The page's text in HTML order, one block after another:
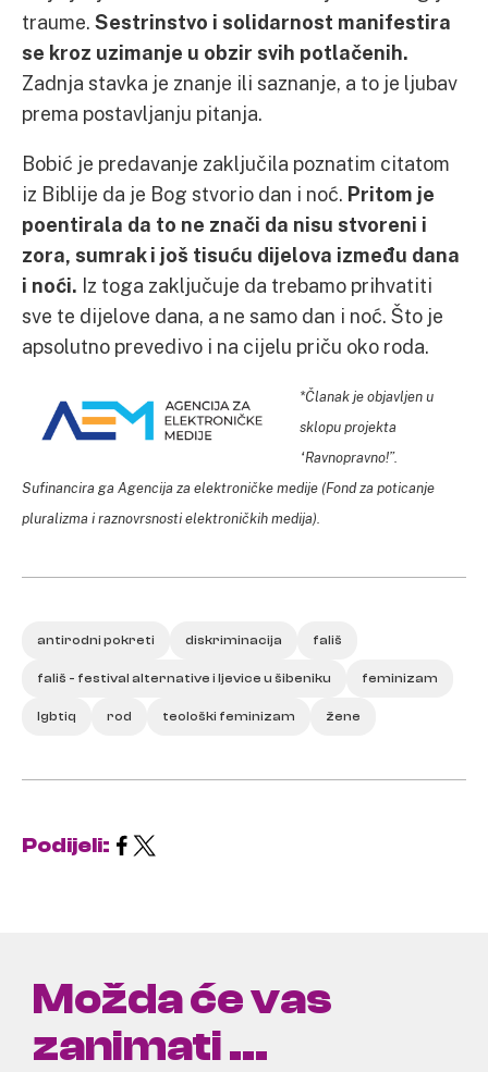
traume. Sestrinstvo i solidarnost manifestira
se kroz uzimanje u obzir svih potlačenih.
Zadnja stavka je znanje ili saznanje, a to je ljubav
prema postavljanju pitanja.
Bobić je predavanje zaključila poznatim citatom
iz Biblije da je Bog stvorio dan i noć. Pritom je
poentirala da to ne znači da nisu stvoreni i
zora, sumrak i još tisuću dijelova između dana
i noći. Iz toga zaključuje da trebamo prihvatiti
sve te dijelove dana, a ne samo dan i noć. Što je
apsolutno prevedivo i na cijelu priču oko roda.
*Članak je objavljen u
sklopu projekta
“Ravnopravno!”.
Sufinancira ga Agencija za elektroničke medije (Fond za poticanje
pluralizma i raznovrsnosti elektroničkih medija).
antirodni pokreti diskriminacija fališ
fališ - festival alternative i ljevice u šibeniku feminizam
lgbtiq rod teološki feminizam žene
Podijeli:
Možda će vas
zanimati ...